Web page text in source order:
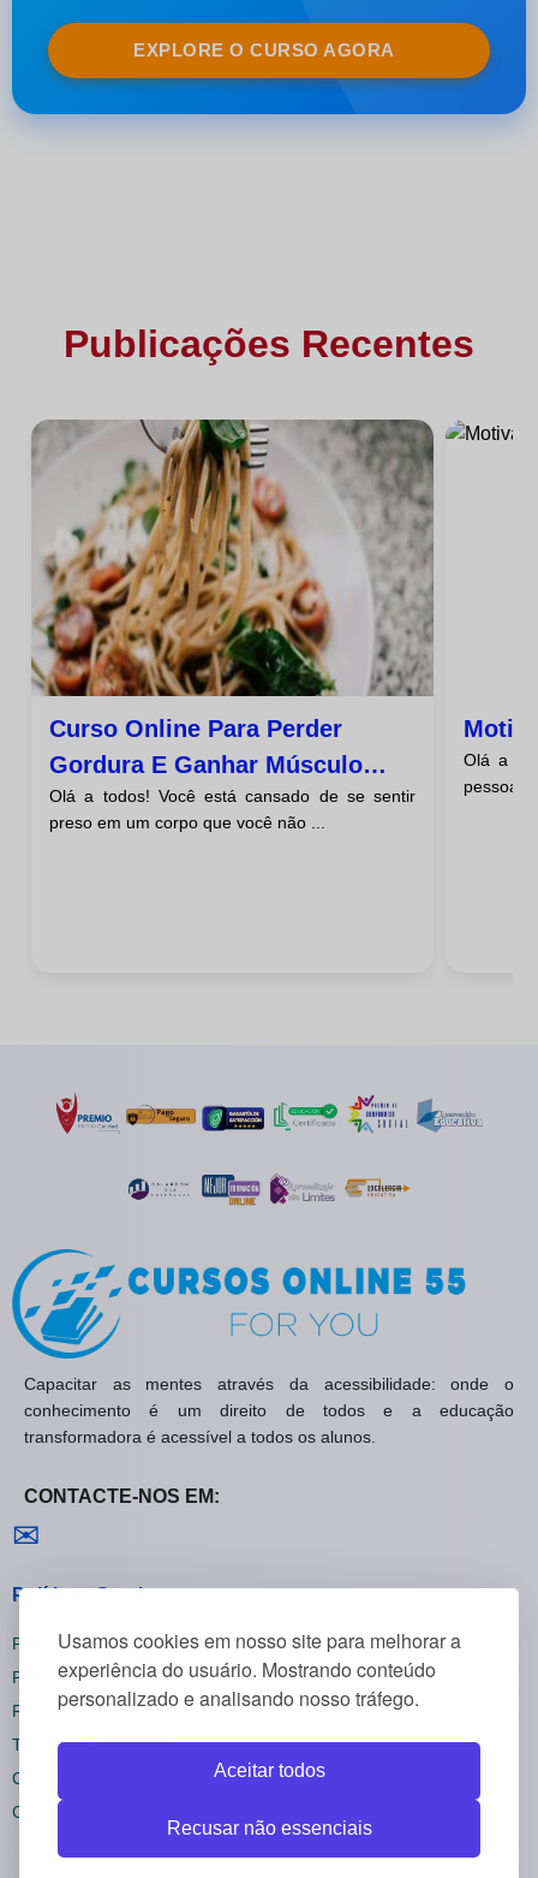
Usamos cookies em nosso site para melhorar a
experiência do usuário. Mostrando conteúdo
personalizado e analisando nosso tráfego.
Aceitar todos
Recusar não essenciais
EXPLORE O CURSO AGORA
Publicações Recentes
Curso Online Para Perder
Gordura E Ganhar Músculo
Com Exercícios Para Os
Ombros
Olá a todos! Você está cansado de se sentir
preso em um corpo que você não ...
Olá a
pessoas
Capacitar as mentes através da acessibilidade: onde o
conhecimento é um direito de todos e a educação
transformadora é acessível a todos os alunos.
CONTACTE-NOS EM:
✉
Políticas Gerais
Política de Privacidade
Política de Cookies
Política de Reembolsos
Termos e Condições
Cancelar inscrição
Configurações de cookies